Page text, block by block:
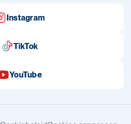
Instagram
TikTok
YouTube